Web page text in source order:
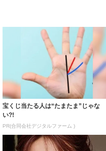
宝くじ当たる人は“たまたま”じゃな
い?!
PR(合同会社デジタルファーム )